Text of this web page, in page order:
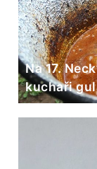
Na 17.
kuchaři